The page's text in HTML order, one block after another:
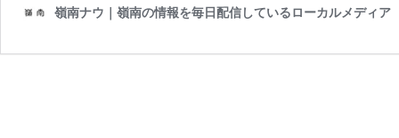
嶺南ナウ｜嶺南の情報を毎日配信しているローカルメディア